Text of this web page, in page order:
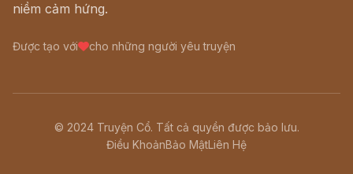
niềm cảm hứng.
Được tạo với cho những người yêu truyện
© 2024 Truyện Cổ. Tất cả quyền được bảo lưu.
Điều KhoảnBảo MậtLiên Hệ